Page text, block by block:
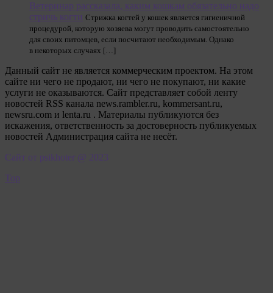
Ветеринар рассказала, каким кошкам обязательно надо
стричь когти Стрижка когтей у кошек является гигиеничной
процедурой, которую хозяева могут проводить самостоятельно
для своих питомцев, если посчитают необходимым. Однако
в некоторых случаях […]
Данный сайт не является коммерческим проектом. На этом
сайте ни чего не продают, ни чего не покупают, ни какие
услуги не оказываются. Сайт представляет собой ленту
новостей RSS канала news.rambler.ru, kommersant.ru,
newsru.com и lenta.ru . Материалы публикуются без
искажения, ответственность за достоверность публикуемых
новостей Администрация сайта не несёт.
Сайт от psikhoter @ 2023
Top